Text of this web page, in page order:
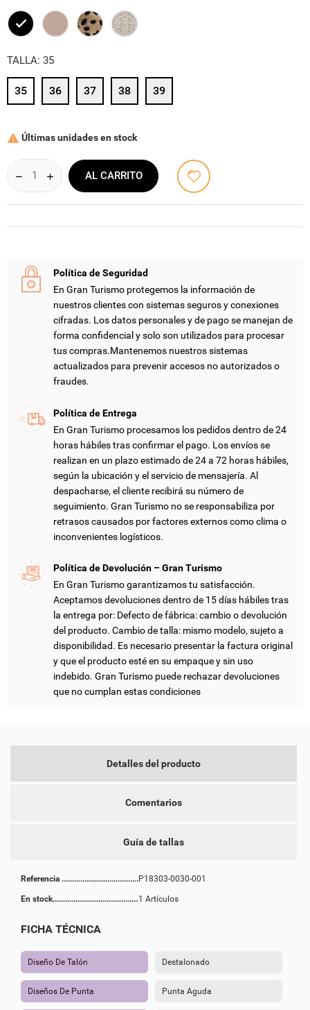
NEGROBEIGE ANIMALPITON
TALLA: 35
35 36 37 38 39
 Últimas unidades en stock
AL CARRITO
Política de Seguridad
En Gran Turismo protegemos la información de
nuestros clientes con sistemas seguros y conexiones
cifradas. Los datos personales y de pago se manejan de
forma confidencial y solo son utilizados para procesar
tus compras.Mantenemos nuestros sistemas
actualizados para prevenir accesos no autorizados o
fraudes.
Política de Entrega
En Gran Turismo procesamos los pedidos dentro de 24
horas hábiles tras confirmar el pago. Los envíos se
realizan en un plazo estimado de 24 a 72 horas hábiles,
según la ubicación y el servicio de mensajería. Al
despacharse, el cliente recibirá su número de
seguimiento. Gran Turismo no se responsabiliza por
retrasos causados por factores externos como clima o
inconvenientes logísticos.
Política de Devolución – Gran Turismo
En Gran Turismo garantizamos tu satisfacción.
Aceptamos devoluciones dentro de 15 días hábiles tras
la entrega por: Defecto de fábrica: cambio o devolución
del producto. Cambio de talla: mismo modelo, sujeto a
disponibilidad. Es necesario presentar la factura original
y que el producto esté en su empaque y sin uso
indebido. Gran Turismo puede rechazar devoluciones
que no cumplan estas condiciones
Detalles del producto
Comentarios
Guía de tallas
Referencia P18303-0030-001
En stock 1 Artículos
FICHA TÉCNICA
Diseño De Talón Destalonado
Diseños De Punta Punta Aguda
MI LISTA DE DESEOS
CREAR LISTA DE DESEOS
NOMBRE DE LA LISTA DE DESEOS
CANCELAR CREAR LISTA DE DESEOS
INICIAR SESIÓN
DEBE INICIAR SESIÓN PARA GUARDAR PRODUCTOS EN SU
CANCELAR INICIAR SESIÓN